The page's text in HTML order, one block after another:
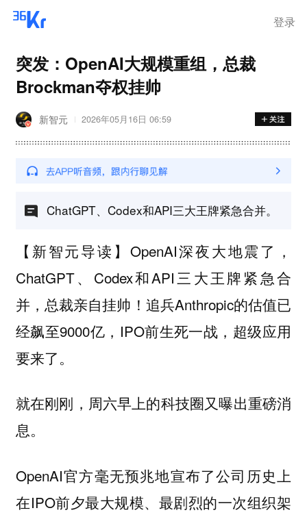
登录
突发：OpenAI大规模重组，总裁
Brockman夺权挂帅
新智元 2026年05月16日 06:59
ChatGPT、Codex和API三大王牌紧急合并。
【新智元导读】 OpenAI深夜大地震了，
ChatGPT、Codex和API三大王牌紧急合
并，总裁亲自挂帅！追兵Anthropic的估值已
经飙至9000亿，IPO前生死一战，超级应用
要来了。
就在刚刚，周六早上的科技圈又曝出重磅消
息。
OpenAI官方毫无预兆地宣布了公司历史上
在IPO前夕最大规模、最剧烈的一次组织架